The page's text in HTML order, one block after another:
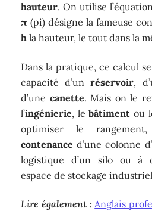
hauteur. On utilise
π (pi) désigne la fameuse
h la hauteur, le tout dans la
Dans la pratique, ce calcul
capacité d’unréservoir,
d’une canette. Mais on le
l’ingénierie, lebâtiment ou
optimiser le
contenance d’une colonne
logistique d’un silo ou à
espace de stockage
Lire également : Anglais